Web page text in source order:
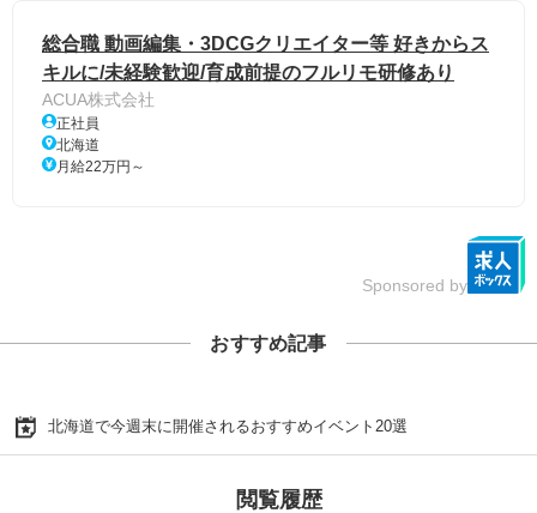
総合職 動画編集・3DCGクリエイター等 好きからス
キルに/未経験歓迎/育成前提のフルリモ研修あり
ACUA株式会社
正社員
北海道
月給22万円～
Sponsored by
おすすめ記事
北海道で今週末に開催されるおすすめイベント20選
閲覧履歴